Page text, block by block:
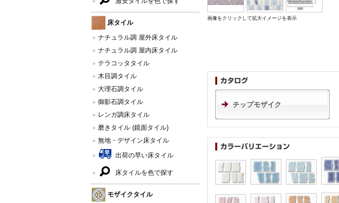
床タイル
ナチュラル調 屋外床タイル
ナチュラル調 屋内床タイル
テラコッタタイル
木目調タイル
大理石調タイル
御影石調タイル
レンガ調床タイル
磨きタイル (鏡面タイル)
無地・デザイン床タイル
出荷の早い床タイル
床タイルを色で探す
モザイクタイル
画像をクリックして拡大イメージを表示
チップモザイク